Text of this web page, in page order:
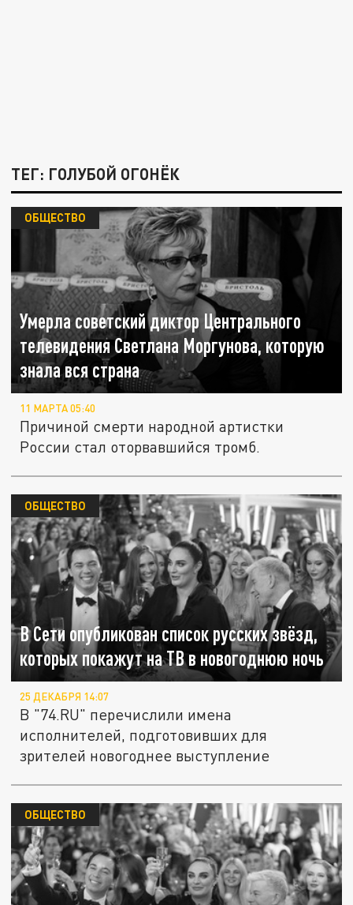
ТЕГ: ГОЛУБОЙ ОГОНЁК
Умерла советский диктор Центрального
телевидения Светлана Моргунова, которую
знала вся страна
ОБЩЕСТВО
11 МАРТА 05:40
Причиной смерти народной артистки
России стал оторвавшийся тромб.
В Сети опубликован список русских звёзд,
которых покажут на ТВ в новогоднюю ночь
ОБЩЕСТВО
25 ДЕКАБРЯ 14:07
В "74.RU" перечислили имена
исполнителей, подготовивших для
зрителей новогоднее выступление
ОБЩЕСТВО